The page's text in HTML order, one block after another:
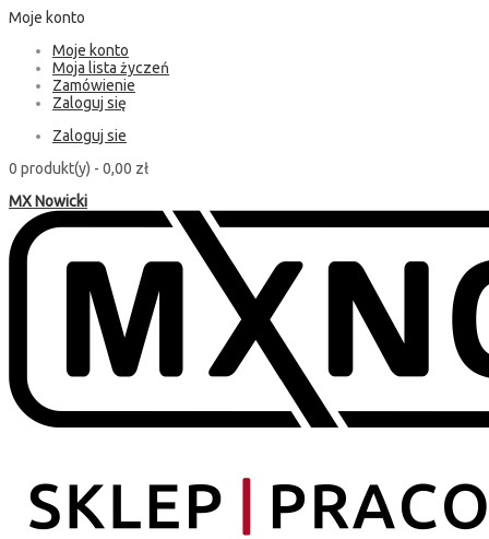
Moje konto
Moje konto
Moja lista życzeń
Zamówienie
Zaloguj się
Zaloguj sie
0 produkt(y) - 0,00 zł
MX Nowicki